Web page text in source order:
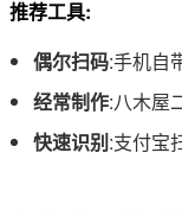
推荐工具:
偶尔扫码:手机自
经常制作:八木屋
快速识别:支付宝